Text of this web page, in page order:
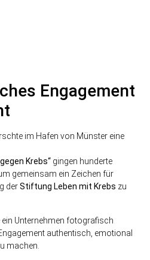
Engagement
im Hafen von Münster eine
Krebs“ gingen hunderte
gemeinsam ein Zeichen für
derStiftung Leben mit Krebs zu
ein Unternehmen fotografisch
authentisch, emotional
machen.